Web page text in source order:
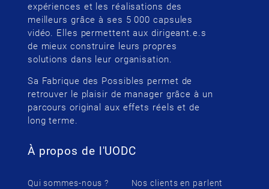
expériences et les réalisations des
meilleurs grâce à ses 5 000 capsules
vidéo. Elles permettent aux dirigeant.e.s
de mieux construire leurs propres
solutions dans leur organisation.
Sa Fabrique des Possibles permet de
retrouver le plaisir de manager grâce à un
parcours original aux effets réels et de
long terme.
À propos de l'UODC
Qui sommes-nous ?
Nos clients en parlent